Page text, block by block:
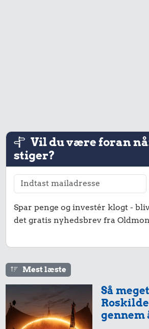
Vil du være foran
stiger?
Spar penge og investér klogt -
det gratis nyhedsbrev fra
Mest læste
Så
gennem